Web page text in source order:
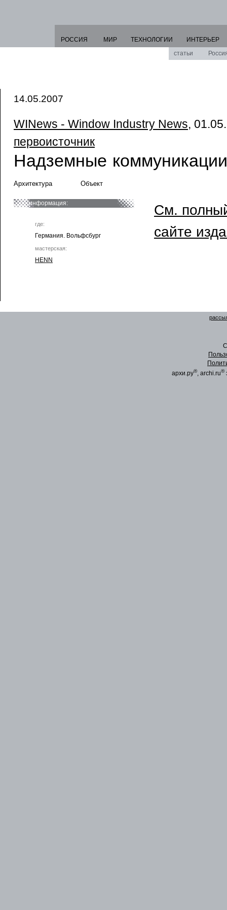
РОССИЯ МИР ТЕХНОЛОГИИ
ИНТЕРЬЕР
статьи
14.05.2007
WINews - Window Industry News,
первоисточник
Надземные коммуникации
Архитектура Объект
информация:
где:
Германия. Вольфсбург
мастерская:
HENN
См.
сайте
архи.ру®, archi.ru®